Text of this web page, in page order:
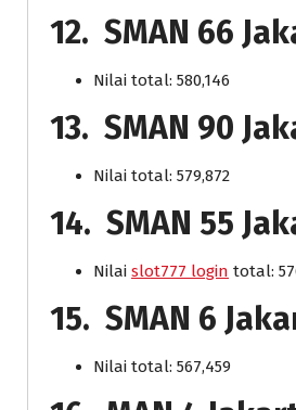
12. SMAN 66
Nilai total: 580,146
13. SMAN 90
Nilai total: 579,872
14. SMAN 55
Nilai slot777 login total:
15. SMAN 6
Nilai total: 567,459